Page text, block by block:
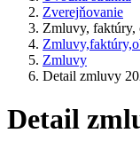
Zverejňovanie
Zmluvy, faktúry,
Zmluvy
Detail zmluvy
Detail